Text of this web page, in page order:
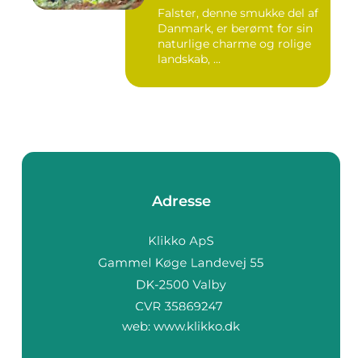
Falster, denne smukke del af
Danmark, er berømt for sin
naturlige charme og rolige
landskab, ...
Adresse
web: www.klikko.dk